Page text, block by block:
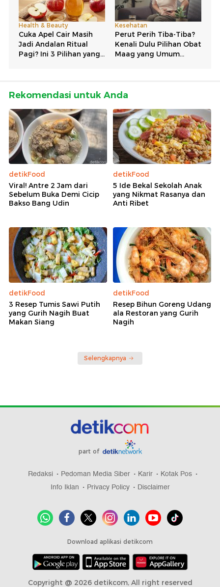
Rekomendasi untuk Anda
detikFood
Viral! Antre 2 Jam dari
Sebelum Buka Demi Cicip
Bakso Bang Udin
detikFood
5 Ide Bekal Sekolah Anak
yang Nikmat Rasanya dan
Anti Ribet
detikFood
3 Resep Tumis Sawi Putih
yang Gurih Nagih Buat
Makan Siang
detikFood
Resep Bihun Goreng Udang
ala Restoran yang Gurih
Nagih
Selengkapnya
part of
Redaksi Pedoman Media Siber Karir
Kotak Pos
Info Iklan
Privacy Policy Disclaimer
Download aplikasi detikcom
Copyright @ 2026 detikcom, All right reserved